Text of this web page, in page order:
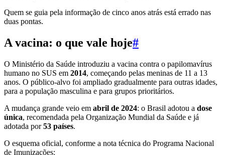
Quem se guia pela informação de cinco anos atrás está errado nas
duas pontas.
A vacina: o que vale hoje#
O Ministério da Saúde introduziu a vacina contra o papilomavírus
humano no SUS em 2014, começando pelas meninas de 11 a 13
anos. O público-alvo foi ampliado gradualmente para outras idades,
para a população masculina e para grupos prioritários.
A mudança grande veio em abril de 2024: o Brasil adotou a dose
única, recomendada pela Organização Mundial da Saúde e já
adotada por53 países.
O esquema oficial, conforme a nota técnica do Programa Nacional
de Imunizações: